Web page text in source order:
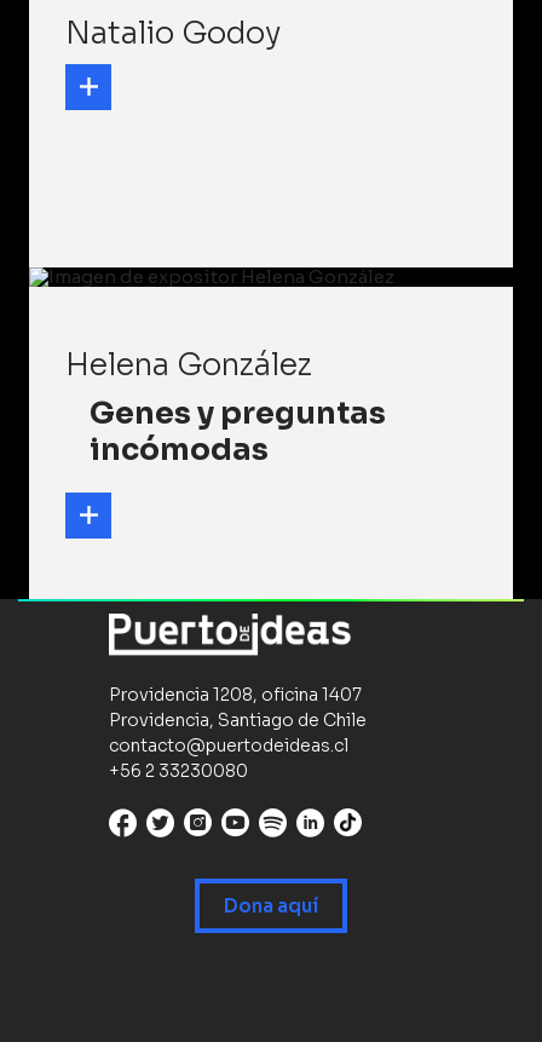
Natalio Godoy
Helena González
Genes y preguntas
incómodas
Providencia 1208, oficina 1407
Providencia, Santiago de Chile
contacto@puertodeideas.cl
+56 2 33230080
Dona aquí